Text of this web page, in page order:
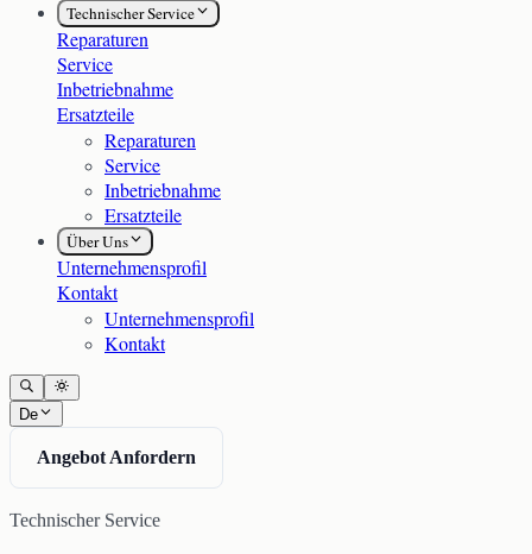
Technischer Service
Reparaturen
Service
Inbetriebnahme
Ersatzteile
Reparaturen
Service
Inbetriebnahme
Ersatzteile
Über Uns
Unternehmensprofil
Kontakt
Unternehmensprofil
Kontakt
De
Angebot Anfordern
Technischer Service